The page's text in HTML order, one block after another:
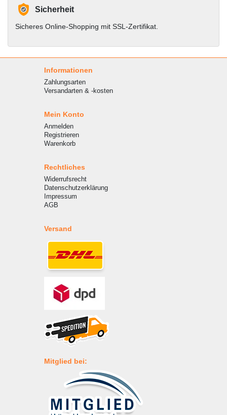
Sicherheit
Sicheres Online-Shopping mit SSL-Zertifikat.
Informationen
Zahlungsarten
Versandarten & -kosten
Mein Konto
Anmelden
Registrieren
Warenkorb
Rechtliches
Widerrufsrecht
Datenschutzerklärung
Impressum
AGB
Versand
Mitglied bei: